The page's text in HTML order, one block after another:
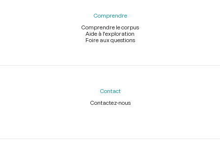
Comprendre
Comprendre le corpus
Aide à l'exploration
Foire aux questions
Contact
Contactez-nous
Légal